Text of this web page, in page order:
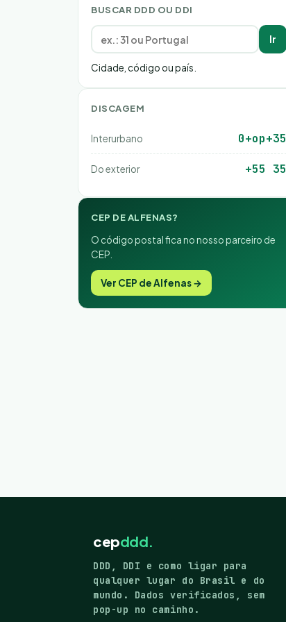
BUSCAR DDD OU DDI
Ir
Cidade, código ou país.
DISCAGEM
Interurbano 0+op+35
Do exterior +55 35
CEP DE ALFENAS?
O código postal fica no nosso parceiro de
CEP.
Ver CEP de Alfenas →
cepddd.
DDD, DDI e como ligar para
qualquer lugar do Brasil e do
mundo. Dados verificados, sem
pop-up no caminho.